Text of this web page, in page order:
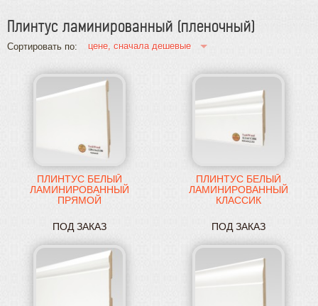
Пороги и уголки
Обвязка труб, решетки
Масла и краски
Инструмент и расходные материалы
Плинтус ламинированный (пленочный)
Сортировать по: цене, сначала дешевые
ПЛИНТУС БЕЛЫЙ
ЛАМИНИРОВАННЫЙ
ПРЯМОЙ
ПОД ЗАКАЗ
ПЛИНТУС БЕЛЫЙ
ЛАМИНИРОВАННЫЙ
КЛАССИК
ПОД ЗАКАЗ